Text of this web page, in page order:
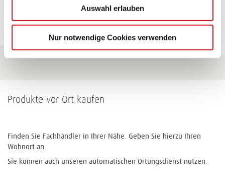
Auswahl erlauben
Nur notwendige Cookies verwenden
Zu allen Tipps
Produkte vor Ort kaufen
Finden Sie Fachhändler in Ihrer Nähe. Geben Sie hierzu Ihren
Wohnort an.
Sie können auch unseren automatischen Ortungsdienst nutzen.